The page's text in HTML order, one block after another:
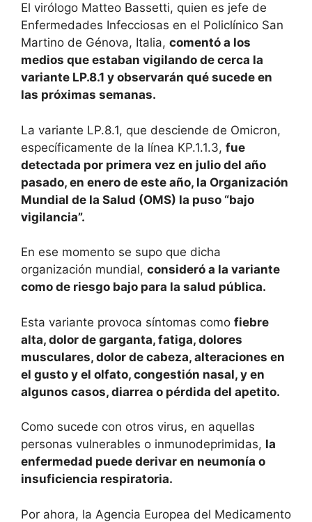
El virólogo Matteo Bassetti, quien es jefe de
Enfermedades Infecciosas en el Policlínico San
Martino de Génova, Italia, comentó a los
medios que estaban vigilando de cerca la
variante LP.8.1 y observarán qué sucede en
las próximas semanas.
La variante LP.8.1, que desciende de Omicron,
específicamente de la línea KP.1.1.3, fue
detectada por primera vez en julio del año
pasado, en enero de este año, la Organización
Mundial de la Salud (OMS) la puso “bajo
vigilancia”.
En ese momento se supo que dicha
organización mundial, consideró a la variante
como de riesgo bajo para la salud pública.
Esta variante provoca síntomas como fiebre
alta, dolor de garganta, fatiga, dolores
musculares, dolor de cabeza, alteraciones en
el gusto y el olfato, congestión nasal, y en
algunos casos, diarrea o pérdida del apetito.
Como sucede con otros virus, en aquellas
personas vulnerables o inmunodeprimidas, la
enfermedad puede derivar en neumonía o
insuficiencia respiratoria.
Por ahora, la Agencia Europea del Medicamento